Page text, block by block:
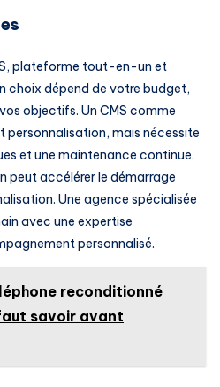
plateforme tout-en-un et
choix dépend de votre budget,
objectifs. Un CMS comme
personnalisation, mais nécessite
et une maintenance continue.
accélérer le démarrage
Une agence spécialisée
avec une expertise
personnalisé.
reconditionné
savoir avant